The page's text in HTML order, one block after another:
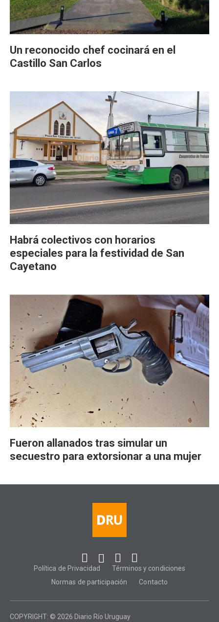
Un reconocido chef cocinará en el
Castillo San Carlos
Habrá colectivos con horarios
especiales para la festividad de San
Cayetano
Fueron allanados tras simular un
secuestro para extorsionar a una mujer
Política de Privacidad
Términos y condiciones
Normas de participación
Contacto
COPYRIGHT: © 2026 Diario Río Uruguay